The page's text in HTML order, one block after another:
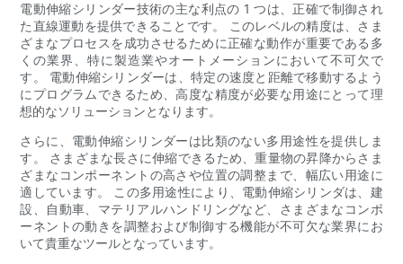
電動伸縮シリンダー技術の主な利点の 1 つは、正確で制御され
た直線運動を提供できることです。 このレベルの精度は、さま
ざまなプロセスを成功させるために正確な動作が重要である多
くの業界、特に製造業やオートメーションにおいて不可欠で
す。 電動伸縮シリンダーは、特定の速度と距離で移動するよう
にプログラムできるため、高度な精度が必要な用途にとって理
想的なソリューションとなります。
さらに、電動伸縮シリンダーは比類のない多用途性を提供しま
す。 さまざまな長さに伸縮できるため、重量物の昇降からさま
ざまなコンポーネントの高さや位置の調整まで、幅広い用途に
適しています。 この多用途性により、電動伸縮シリンダは、建
設、自動車、マテリアルハンドリングなど、さまざまなコンポ
ーネントの動きを調整および制御する機能が不可欠な業界にお
いて貴重なツールとなっています。